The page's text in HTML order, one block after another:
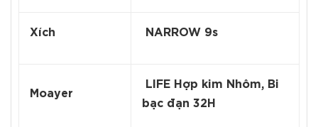
Xích NARROW 9s
Moayer
LIFE Hợp kim Nhôm, Bi
bạc đạn 32H